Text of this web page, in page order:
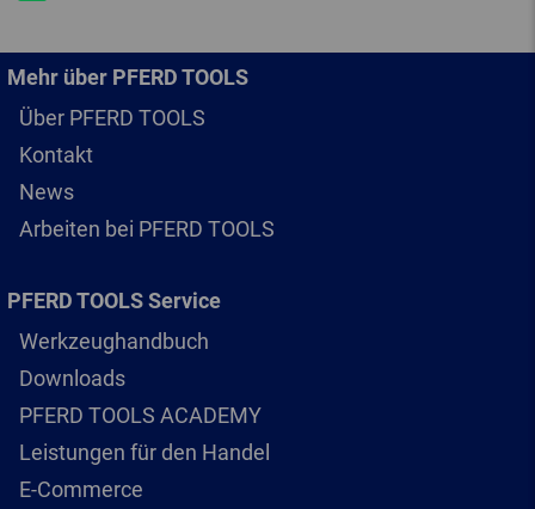
Mehr über PFERD TOOLS
Über PFERD TOOLS
Kontakt
News
Arbeiten bei PFERD TOOLS
PFERD TOOLS Service
Werkzeughandbuch
Downloads
PFERD TOOLS ACADEMY
Leistungen für den Handel
E-Commerce